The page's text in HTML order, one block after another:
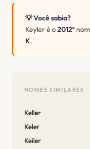
💡 Você sabia?
Keyler é o2012º
K.
NOMES SIMILARES
Keller
Keler
Keiler